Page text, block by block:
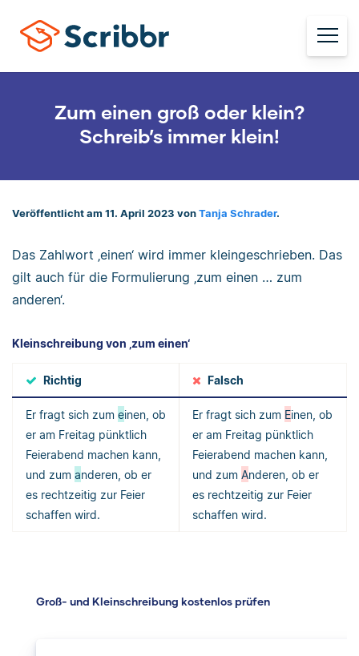
Zum einen groß oder klein?
Schreib’s immer klein!
Veröffentlicht am 11. April 2023 von Tanja Schrader.
Das Zahlwort ‚einen‘ wird immer kleingeschrieben. Das
gilt auch für die Formulierung ‚zum einen … zum
anderen‘.
Kleinschreibung von ‚zum einen‘
Richtig Falsch
Er fragt sich zum einen, ob
er am Freitag pünktlich
Feierabend machen kann,
und zum anderen, ob er
es rechtzeitig zur Feier
schaffen wird.
Er fragt sich zum Einen, ob
er am Freitag pünktlich
Feierabend machen kann,
und zum Anderen, ob er
es rechtzeitig zur Feier
schaffen wird.
Groß- und Kleinschreibung kostenlos prüfen